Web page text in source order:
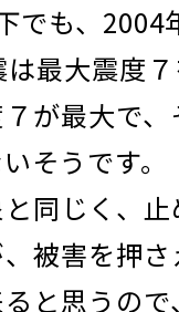
でも、2004
最大震度
が最大で
そうです。
同じく、止
被害を押
と思うの